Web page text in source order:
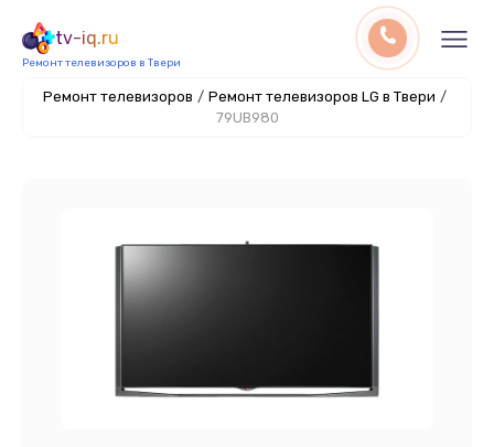
tv-iq.ru
Ремонт телевизоров в Твери
Ремонт телевизоров / Ремонт телевизоров LG в Твери /
79UB980